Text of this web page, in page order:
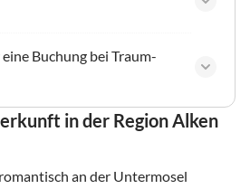
Buchung bei Traum-
in der Region Alken
an der Untermosel